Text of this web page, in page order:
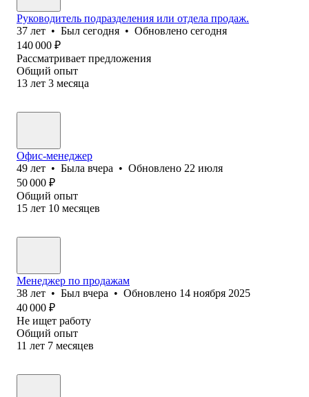
Руководитель подразделения или отдела продаж.
37 лет • Был сегодня • Обновлено сегодня
140 000 ₽
Рассматривает предложения
Общий опыт
13 лет 3 месяца
Офис-менеджер
49 лет • Была вчера • Обновлено 22 июля
50 000 ₽
Общий опыт
15 лет 10 месяцев
Менеджер по продажам
38 лет • Был вчера • Обновлено 14 ноября 2025
40 000 ₽
Не ищет работу
Общий опыт
11 лет 7 месяцев